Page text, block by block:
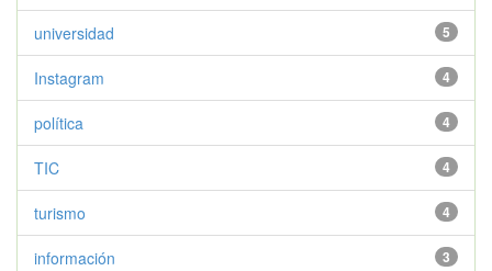
5
universidad
4
Instagram
4
política
4
TIC
4
turismo
3
información